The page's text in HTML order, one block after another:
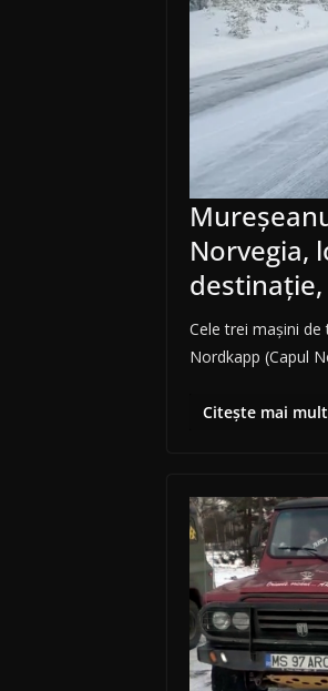
Norvegia,
Cele trei mașini
Nordkapp (Capul
Citește mai mult